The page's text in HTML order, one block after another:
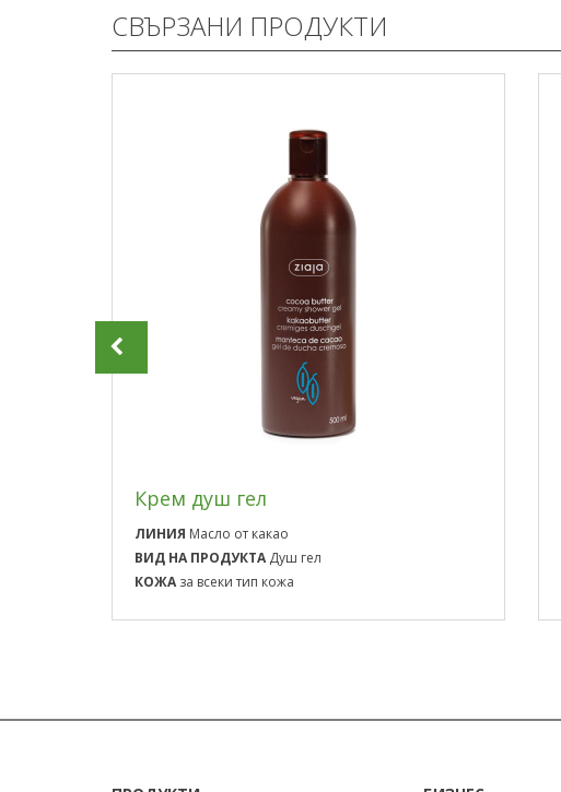
СВЪРЗАНИ ПРОДУКТИ
Крем душ гел
ЛИНИЯ Масло от какао
ВИД НА ПРОДУКТА Душ гел
КОЖА за всеки тип кожа